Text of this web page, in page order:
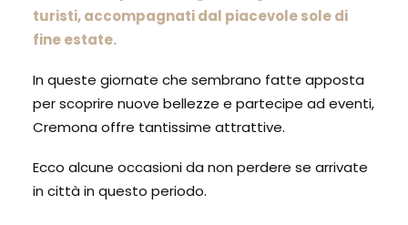
turisti, accompagnati dal piacevole sole di
fine estate.
In queste giornate che sembrano fatte apposta
per scoprire nuove bellezze e partecipe ad eventi,
Cremona offre tantissime attrattive.
Ecco alcune occasioni da non perdere se arrivate
in città in questo periodo.